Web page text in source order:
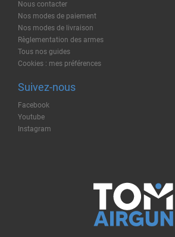
Nous contacter
Nos modes de paiement
Nos modes de livraison
Règlementation des armes
Tous nos guides
Cookies : mes préférences
Suivez-nous
Facebook
Youtube
Instagram